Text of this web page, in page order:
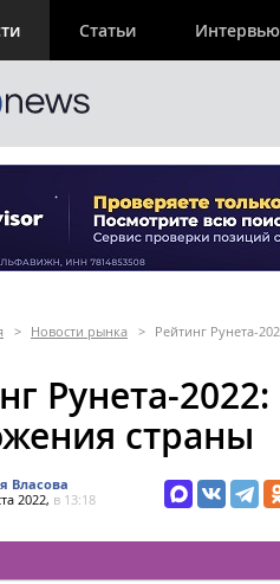
Статьи Интервью
> Новости рынка > Рейтинг Рунета-
Рунета-
страны
Власова
2022, в 13:18